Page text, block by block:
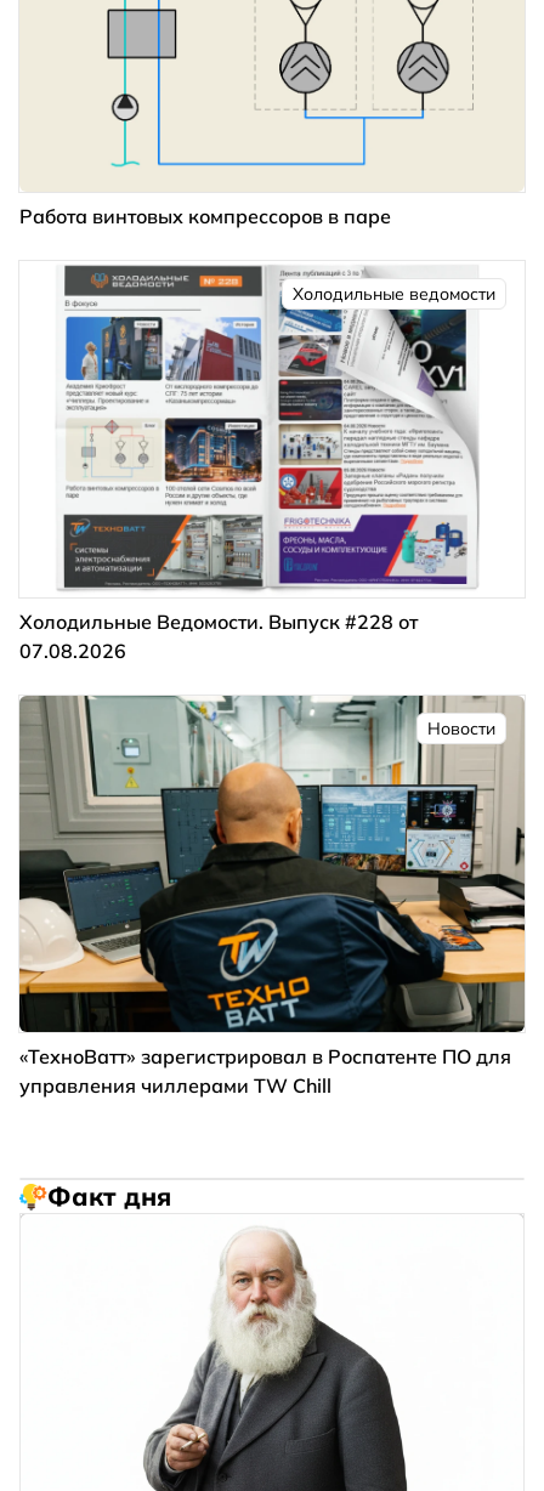
Работа винтовых компрессоров в паре
Холодильные ведомости
Холодильные Ведомости. Выпуск #228 от
07.08.2026
Новости
«ТехноВатт» зарегистрировал в Роспатенте ПО для
управления чиллерами TW Chill
Факт дня